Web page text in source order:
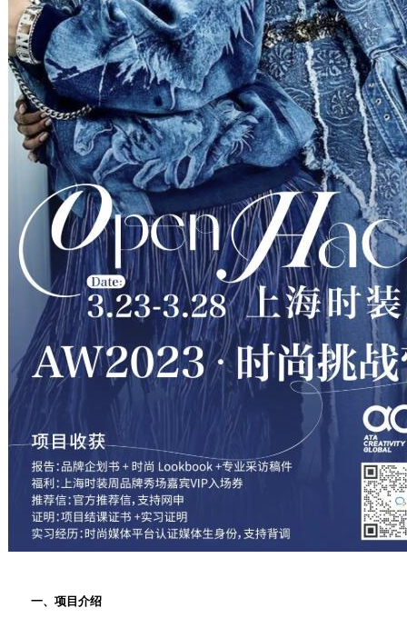
一、项目介绍